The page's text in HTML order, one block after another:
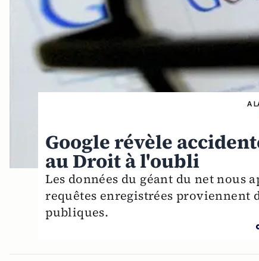
A
Google révèle
au Droit à l'oubli
Les données du géant du net nous
requêtes enregistrées
publiques.